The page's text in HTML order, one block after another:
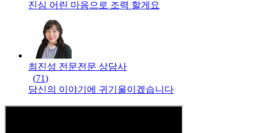
진심 어린 마음으로 조력 할게요
최진성 전문전문 상담사
(71)
당신의 이야기에 귀기울이겠습니다